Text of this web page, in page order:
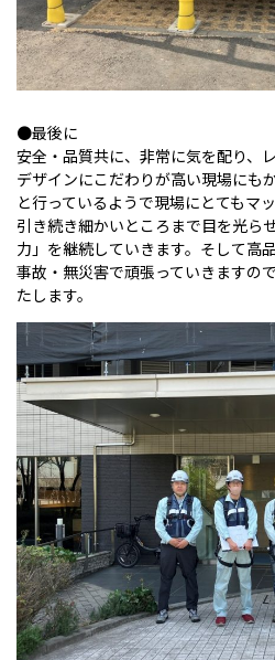
●最後に
安全・品質共に、非常に気を配り、
デザインにこだわりが高い現場にも
と行っているようで現場にとてもマ
引き続き細かいところまで目を光ら
力」を継続していきます。そして高
事故・無災害で頑張っていきますの
たします。